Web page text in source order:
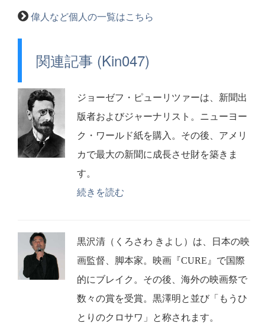
偉人など個人の一覧はこちら
関連記事 (Kin047)
ジョーゼフ・ピューリツァーは、新聞出
版者およびジャーナリスト。ニューヨー
ク・ワールド紙を購入。その後、アメリ
カで最大の新聞に成長させ財を築きま
す。
続きを読む
黒沢清（くろさわ きよし）は、日本の映
画監督、脚本家。映画『CURE』で国際
的にブレイク。その後、海外の映画祭で
数々の賞を受賞。黒澤明と並び「もうひ
とりのクロサワ」と称されます。